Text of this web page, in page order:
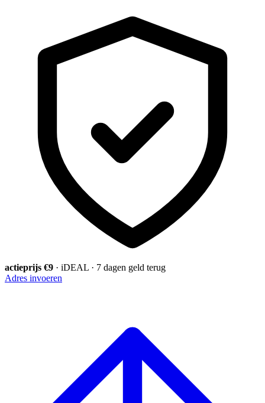
actieprijs €9 · iDEAL · 7 dagen geld terug
Adres invoeren